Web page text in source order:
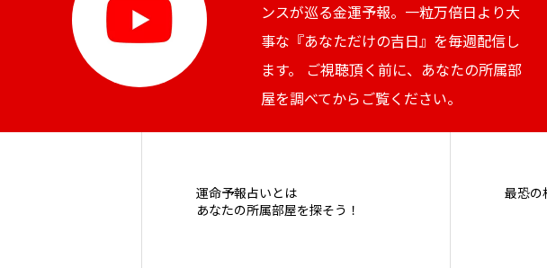
ンスが巡る金運予報。一粒万倍日より大
事な『あなただけの吉日』を毎週配信し
ます。 ご視聴頂く前に、あなたの所属部
屋を調べてからご覧ください。
運命予報占いとは
あなたの所属部屋を探そう！
最恐の